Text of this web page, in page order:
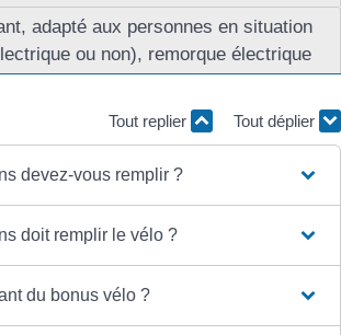
adapté aux personnes en situation
ou non), remorque électrique
Tout replier Tout déplier
devez-vous remplir ?
doit remplir le vélo ?
du bonus vélo ?